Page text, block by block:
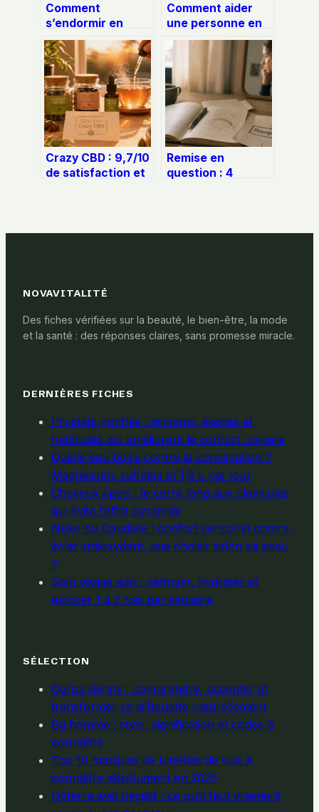
Comment
s’endormir en
moins de 10
minutes : 4
techniques de
respiration et le
réglage thermique
idéal
Comment aider
une personne en
burn out : 4 étapes
pour briser le déni
et soutenir un
proche
Crazy CBD : 9,7/10
de satisfaction et
marché
Remise en
question : 4
d’évolution
NOVAVITALITÉ
Des fiches vérifiées sur la beauté, le bien-être, la mode
et la santé : des réponses claires, sans promesse miracle.
DERNIÈRES FICHES
Prostate gonflée : aliments, tisanes et
habitudes qui améliorent le confort urinaire
Quelle eau boire contre la constipation ?
Magnésium, sulfates et 1,5 L par jour
Cheveux épais : le carré long aux clavicules
qui évite l’effet pyramide
Nuxe ou Caudalie : confort sensoriel contre
éclat antioxydant, que choisir selon sa peau
?
Soin visage ado : nettoyer, hydrater et
exfolier 1 à 2 fois par semaine
SÉLECTION
Corps skinny : comprendre, accepter et
transformer sa silhouette naturellement
Bg homme : style, signification et codes à
connaître
Top 10 marques de lunettes de vue à
connaître absolument en 2025
Dōterra avis négatif : ce qu’il faut vraiment